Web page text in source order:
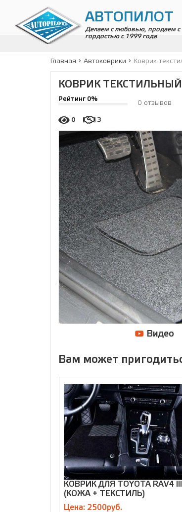
АВТОПИЛОТ
Делаем с любовью, продаем с
гордостью с 1999 года
Главная Автоковрики Коврик
КОВРИК ТЕКСТИЛЬНЫЙ
Рейтинг 0%
0 отзывов
0 3
Видео
Вам может
КОВРИК ДЛЯ TOYOTA RAV4
(КОЖА + ТЕКСТИЛЬ)
Цена: 2500руб.
Адрес:
Чагинская
info@avtopilot1.ru